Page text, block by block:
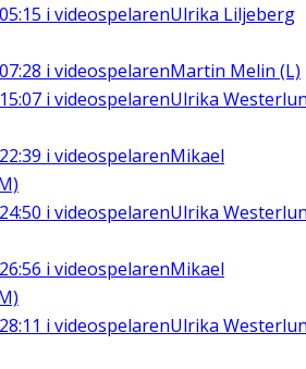
i videospelarenUlrika Liljeberg
i videospelarenMartin Melin (L)
i videospelarenUlrika
i videospelarenMikael
i videospelarenUlrika
i videospelarenMikael
i videospelarenUlrika